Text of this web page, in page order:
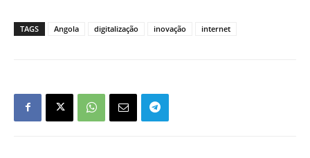
TAGS Angola digitalização inovação internet